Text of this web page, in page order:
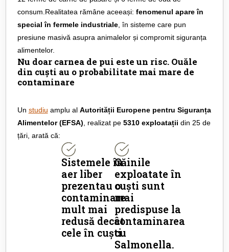
consum.Realitatea rămâne aceeași: fenomenul apare în
special în fermele industriale, în sisteme care pun
presiune masivă asupra animalelor și compromit siguranța
alimentelor.
Nu doar carnea de pui este un risc. Ouăle
din cuști au o probabilitate mai mare de
contaminare
Un studiu amplu al Autorității Europene pentru Siguranța
Alimentelor (EFSA) , realizat pe 5310 exploatații din 25 de
țări, arată că:
Sistemele în
aer liber
prezentau o
contaminare
mult mai
redusă decât
cele în cuști.
Găinile
exploatate în
cuști sunt
mai
predispuse la
contaminarea
cu
Salmonella.